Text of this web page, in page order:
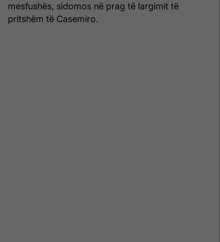
mesfushës, sidomos në prag të largimit të
pritshëm të Casemiro.